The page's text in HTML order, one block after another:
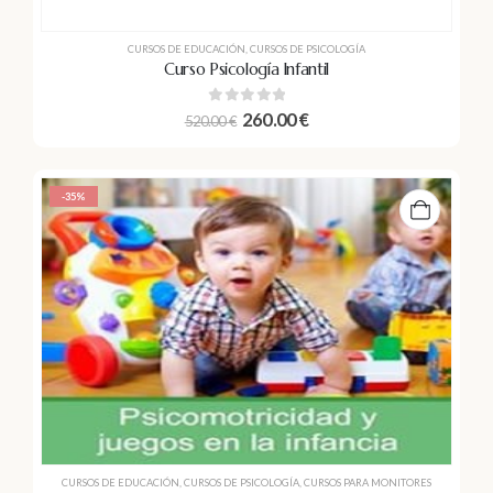
CURSOS DE EDUCACIÓN,CURSOS DE PSICOLOGÍA
Curso Psicología Infantil
0out of 5
520.00€ 260.00€
-35%
CURSOS DE EDUCACIÓN CURSOS DE PSICOLOGÍA CURSOS PARA MONITORES